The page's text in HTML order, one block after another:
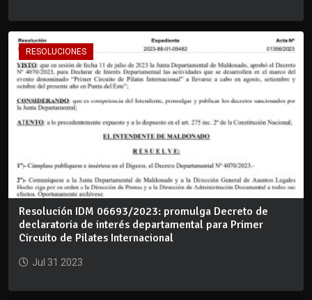
RESOLUCIONES
Resolución IDM 06693/2023: promulga Decreto de
declaratoria de interés departamental para Primer
Circuito de Pilates Internacional
Jul 31 2023